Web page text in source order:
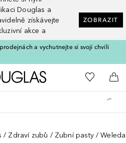
Douglas a
získávejte
akce a
ZOBRAZIT
a vychutnejte si svojí chvíli
Domů K mému
Do
Zdraví zubů Zubní pasty